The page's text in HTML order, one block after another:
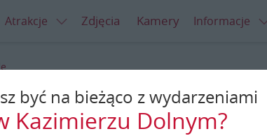
Atrakcje Zdjęcia Kamery Informacje
upale
być na bieżąco z wydarzeniami
Kazimierzu Dolnym?